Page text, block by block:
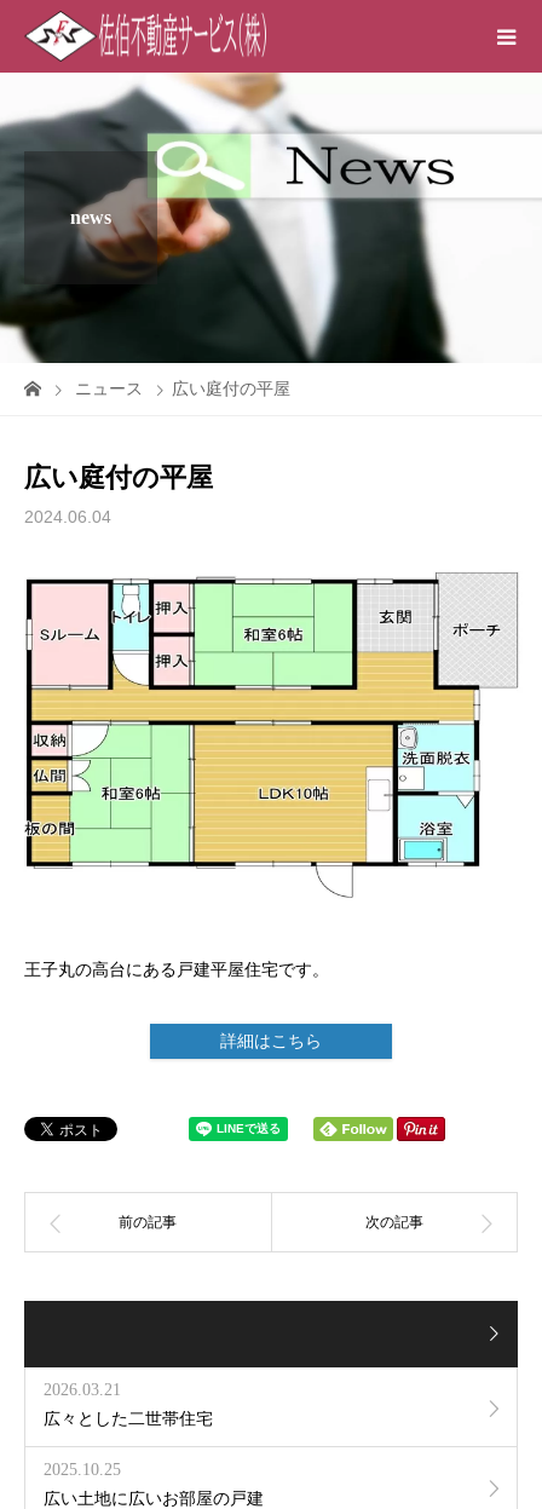
news
ニュース 広い庭付の平屋
広い庭付の平屋
2024.06.04
王子丸の高台にある戸建平屋住宅です。
詳細はこちら
2026.03.21
広々とした二世帯住宅
2025.10.25
広い土地に広いお部屋の戸建